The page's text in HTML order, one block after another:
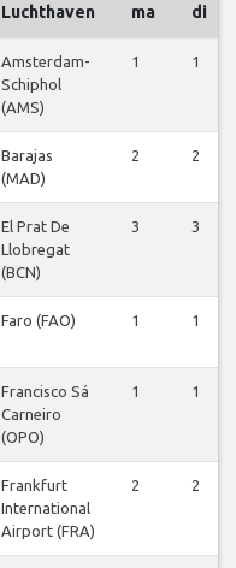
Luchthaven ma di
Amsterdam-
Schiphol
(AMS)
1 1
Barajas
(MAD)
2 2
El Prat De
Llobregat
(BCN)
3 3
Faro (FAO) 1 1
Francisco Sá
Carneiro
(OPO)
1 1
Frankfurt
International
Airport (FRA)
2 2